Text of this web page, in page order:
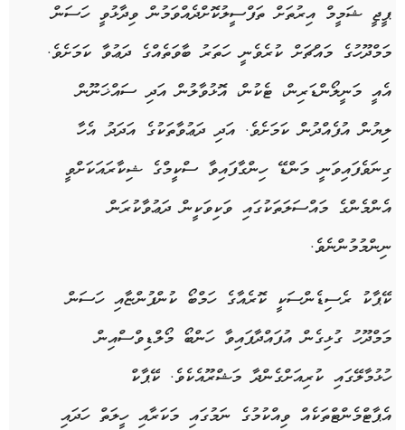
ޕީޖީ ޝަމީމް އިރުތަށް ތަފްސީލުކޮށްދެއްވަމުން ވިދާޅުވީ ހަސަން
މަމްދޫހުގެ މައްޗަށް ކުރެވެނީ ހަތަރު ބާވަތެއްގެ ދަޢުވާ ކަމަށެވެ.
އެއީ މަނީލޯންޑަރިން، ޓެކުން، އޮޅުވާލުން އަދި ސައްޚަނޫން
ލިޔުން އުފެއްދުން ކަމަށެވެ. އަދި ދަޢުވާތަކުގެ އަދަދު އެހާ
ގިނަވެފައިވަނީ މަންޑޭ ހިންގާފައިވާ ސްކީމްގެ ޝިކާރައަކަށްވީ
އެންމެންގެ މައްސަލަތަކުގައި ވަކިވަކީން ދަޢުވާކުރަން
ނިންމުމުންނެވެ.
ކޭޕާކު ރެސިޑެންސަކީ ކޮރެއާގެ ހަމްބޯ ކުންފުންޏާއި ހަސަން
މަމްދޫހު ގުޅިގެން އުފައްދާފައިވާ ހަންބޯ މޯލްޑިވްސްއިން
ހުޅުމާލޭގައި ކުރިއަށްގެންދާ މަޝްރޫއެކެވެ. ކޭޕާކް
އެޕާޓްމެންޓްތަކެއް ވިއްކުމުގެ ނަމުގައި މަކަރާއި ހީލަތް ހަދައި